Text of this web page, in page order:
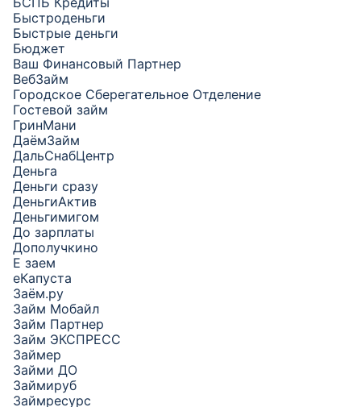
Быстроденьги
Быстрые деньги
Бюджет
Ваш Финансовый Партнер
ВебЗайм
Городское Сберегательное Отделение
Гостевой займ
ГринМани
ДаёмЗайм
ДальСнабЦентр
Деньга
Деньги сразу
ДеньгиАктив
Деньгимигом
До зарплаты
Дополучкино
Е заем
еКапуста
Заём.ру
Займ Мобайл
Займ Партнер
Займ ЭКСПРЕСС
Займер
Займи ДО
Займируб
Займресурс